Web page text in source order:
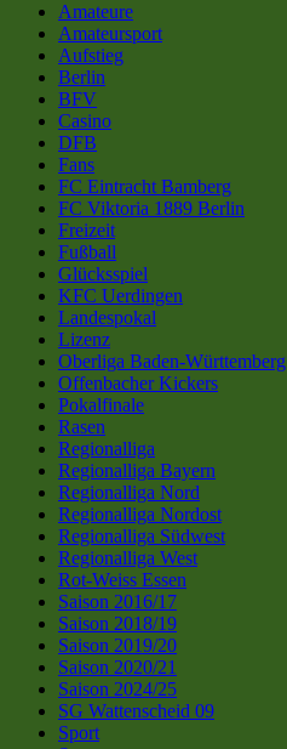
Amateure
Amateursport
Aufstieg
Berlin
BFV
Casino
DFB
Fans
FC Eintracht Bamberg
FC Viktoria 1889 Berlin
Freizeit
Fußball
Glücksspiel
KFC Uerdingen
Landespokal
Lizenz
Oberliga Baden-Württemberg
Offenbacher Kickers
Pokalfinale
Rasen
Regionalliga
Regionalliga Bayern
Regionalliga Nord
Regionalliga Nordost
Regionalliga Südwest
Regionalliga West
Rot-Weiss Essen
Saison 2016/17
Saison 2018/19
Saison 2019/20
Saison 2020/21
Saison 2024/25
SG Wattenscheid 09
Sport